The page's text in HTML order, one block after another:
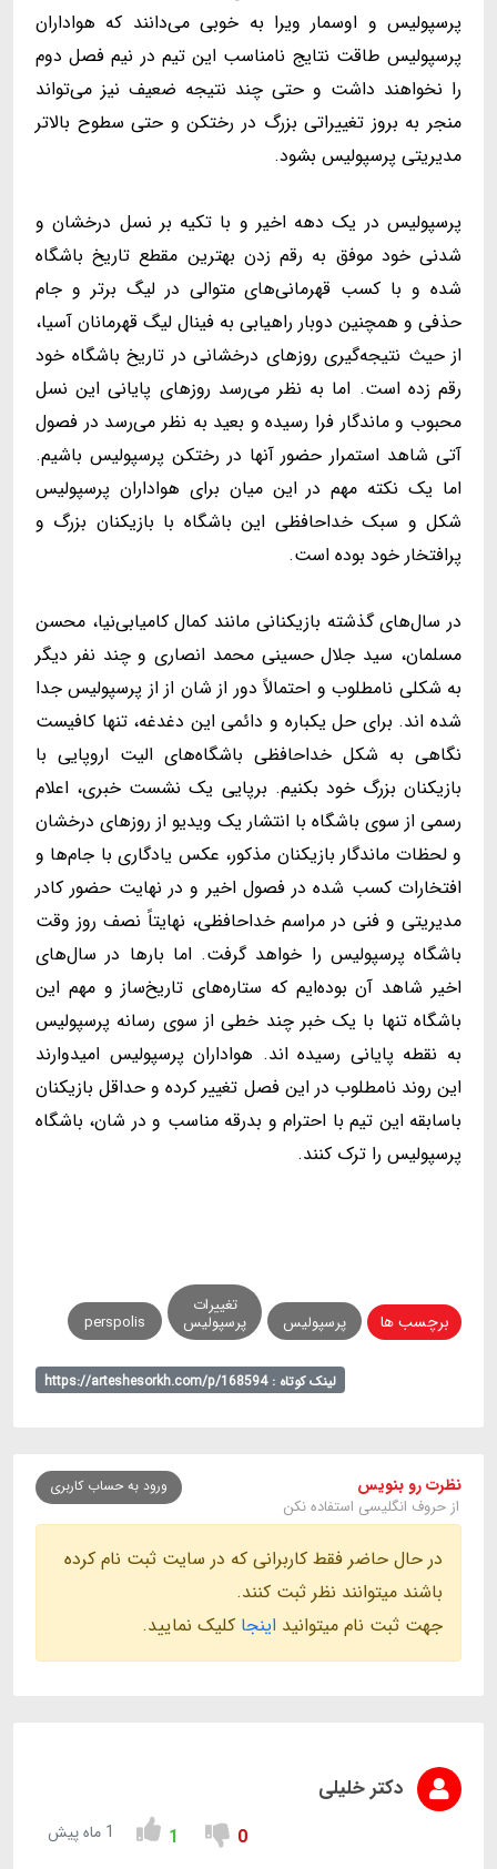
پرسپولیس و اوسمار ویرا به خوبی می‌دانند که هواداران
پرسپولیس طاقت نتایج نامناسب این تیم در نیم فصل دوم
را نخواهند داشت و حتی چند نتیجه ضعیف نیز می‌تواند
منجر به بروز تغییراتی بزرگ در رختکن و حتی سطوح بالاتر
مدیریتی پرسپولیس بشود.
پرسپولیس در یک دهه اخیر و با تکیه بر نسل درخشان و
شدنی خود موفق به رقم زدن بهترین مقطع تاریخ باشگاه
شده و با کسب قهرمانی‌های متوالی در لیگ برتر و جام
حذفی و همچنین دوبار راهیابی به فینال لیگ قهرمانان آسیا،
از حیث نتیجه‌گیری روزهای درخشانی در تاریخ باشگاه خود
رقم زده است. اما به نظر می‌رسد روزهای پایانی این نسل
محبوب و ماندگار فرا رسیده و بعید به نظر می‌رسد در فصول
آتی شاهد استمرار حضور آنها در رختکن پرسپولیس باشیم.
اما یک نکته مهم در این میان برای هواداران پرسپولیس
شکل و سبک خداحافظی این باشگاه با بازیکنان بزرگ و
پرافتخار خود بوده است.
در سال‌های گذشته بازیکنانی مانند کمال کامیابی‌نیا، محسن
مسلمان، سید جلال حسینی محمد انصاری و چند نفر دیگر
به شکلی نامطلوب و احتمالاً دور از شان از از پرسپولیس جدا
شده اند. برای حل یکباره و دائمی این دغدغه، تنها کافیست
نگاهی به شکل خداحافظی باشگاه‌های الیت اروپایی با
بازیکنان بزرگ خود بکنیم. برپایی یک نشست خبری، اعلام
رسمی از سوی باشگاه با انتشار یک ویدیو از روزهای درخشان
و لحظات ماندگار بازیکنان مذکور، عکس یادگاری با جام‌ها و
افتخارات کسب شده در فصول اخیر و در نهایت حضور کادر
مدیریتی و فنی در مراسم خداحافظی، نهایتاً نصف روز وقت
باشگاه پرسپولیس را خواهد گرفت. اما بارها در سال‌های
اخیر شاهد آن بوده‌ایم که ستاره‌های تاریخ‌ساز و مهم این
باشگاه تنها با یک خبر چند خطی از سوی رسانه پرسپولیس
به نقطه پایانی رسیده اند. هواداران پرسپولیس امیدوارند
این روند نامطلوب در این فصل تغییر کرده و حداقل بازیکنان
باسابقه این تیم با احترام و بدرقه مناسب و در شان، باشگاه
پرسپولیس را ترک کنند.
برچسب ها پرسپولیس
تغییرات
پرسپولیس perspolis
لینک کوتاه : https://arteshesorkh.com/p/168594
نظرت رو بنویس
از حروف انگلیسی استفاده نکن
ورود به حساب کاربری
در حال حاضر فقط کاربرانی که در سایت ثبت نام کرده
باشند میتوانند نظر ثبت کنند.
جهت ثبت نام میتوانید اینجا کلیک نمایید.
دکتر خلیلی
0
1 1 ماه پیش